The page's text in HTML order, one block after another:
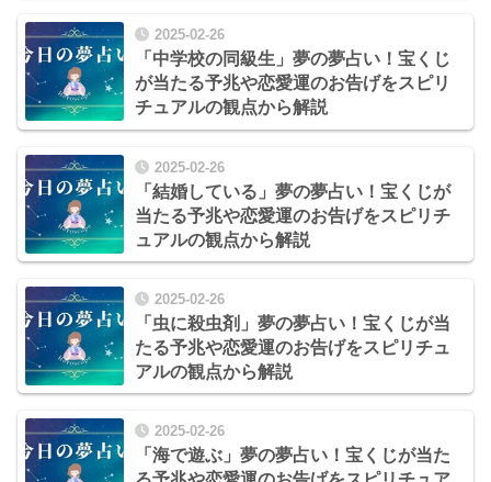
2025-02-26
「中学校の同級生」夢の夢占い！宝くじ
が当たる予兆や恋愛運のお告げをスピリ
チュアルの観点から解説
2025-02-26
「結婚している」夢の夢占い！宝くじが
当たる予兆や恋愛運のお告げをスピリチ
ュアルの観点から解説
2025-02-26
「虫に殺虫剤」夢の夢占い！宝くじが当
たる予兆や恋愛運のお告げをスピリチュ
アルの観点から解説
2025-02-26
「海で遊ぶ」夢の夢占い！宝くじが当た